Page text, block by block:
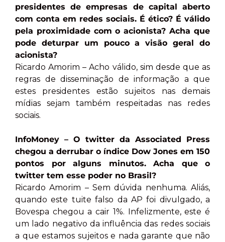
presidentes de empresas de capital aberto
com conta em redes sociais. É ético? É válido
pela proximidade com o acionista? Acha que
pode deturpar um pouco a visão geral do
acionista?
Ricardo Amorim – Acho válido, sim desde que as
regras de disseminação de informação a que
estes presidentes estão sujeitos nas demais
mídias sejam também respeitadas nas redes
sociais.
InfoMoney – O twitter da Associated Press
chegou a derrubar o índice Dow Jones em 150
pontos por alguns minutos. Acha que o
twitter tem esse poder no Brasil?
Ricardo Amorim – Sem dúvida nenhuma. Aliás,
quando este tuite falso da AP foi divulgado, a
Bovespa chegou a cair 1%. Infelizmente, este é
um lado negativo da influência das redes sociais
a que estamos sujeitos e nada garante que não